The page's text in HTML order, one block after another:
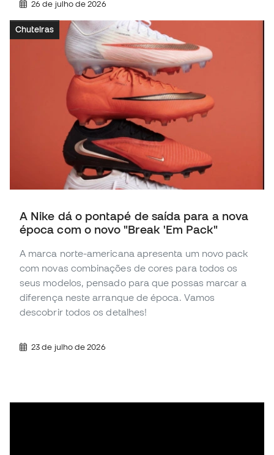
26 de julho de 2026
Chuteiras
A Nike dá o pontapé de saída para a nova
época com o novo "Break 'Em Pack"
A marca norte-americana apresenta um novo pack
com novas combinações de cores para todos os
seus modelos, pensado para que possas marcar a
diferença neste arranque de época. Vamos
descobrir todos os detalhes!
23 de julho de 2026